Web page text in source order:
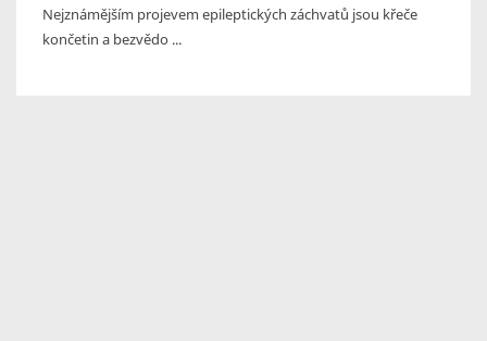
Nejznámějším projevem epileptických záchvatů jsou křeče
končetin a bezvědo ...